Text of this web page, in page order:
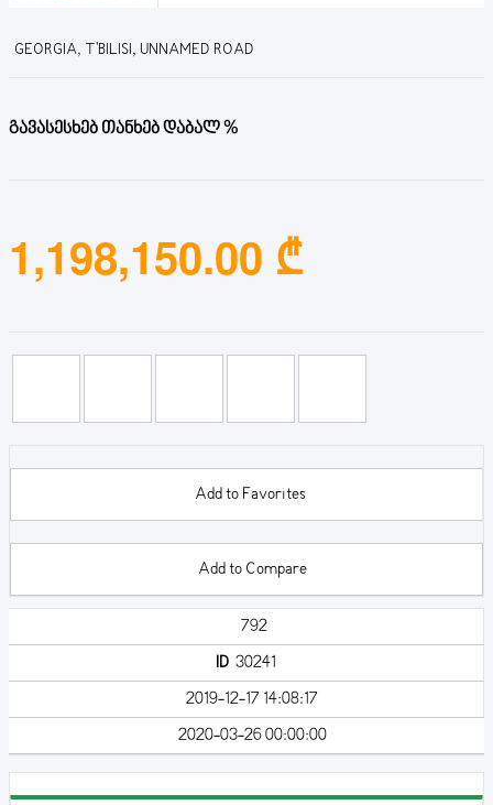
GEORGIA, T'BILISI, UNNAMED ROAD
გავასესხებ თანხებ დაბალ %
1,198,150.00 ₾
Add to Favorites
Add to Compare
792
ID 30241
2019-12-17 14:08:17
2020-03-26 00:00:00